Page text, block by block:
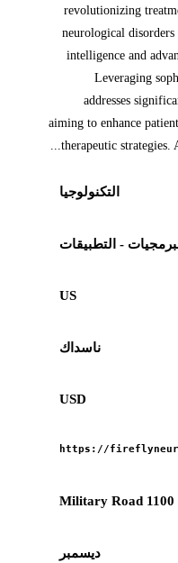
revolutionizing
neurological
intelligence and
Leveraging
addresses
aiming to enhance
therapeutic strategies.
التكنولوجيا
- التطبيقات
US
ناسداك
USD
https://
1100 Military Road
ديسمبر